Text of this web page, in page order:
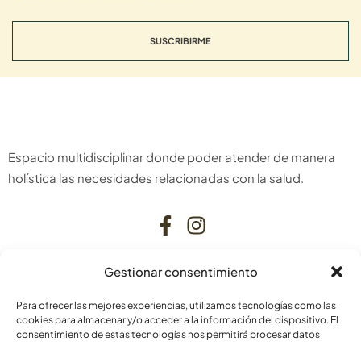
Gestionar consentimiento
Para ofrecer las mejores experiencias, utilizamos tecnologías como las
cookies para almacenar y/o acceder a la información del dispositivo. El
consentimiento de estas tecnologías nos permitirá procesar datos
SUSCRIBIRME
Espacio multidisciplinar donde poder atender de manera
holística las necesidades relacionadas con la salud.
C. Bardenas Reales, 11, bajo
31006 Pamplona